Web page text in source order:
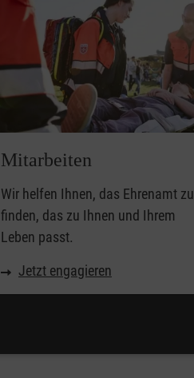
Mitarbeiten
Wir helfen Ihnen, das Ehrenamt zu
finden, das zu Ihnen und Ihrem
Leben passt.
Jetzt engagieren